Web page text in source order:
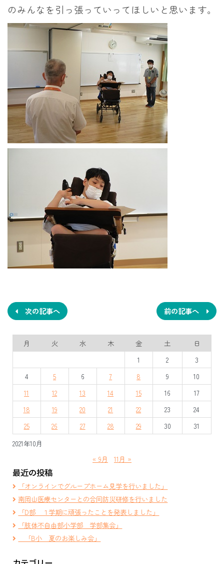
のみんなを引っ張っていってほしいと思います。
稿
ナ
ビ
ゲ
ー
シ
ョ
ン
前の記事へ
次の記事へ
2021年10月
月 火 水 木 金 土
日
1
2
3
4
5 6 7 8 9
10
11
12 13 14 15 16
17
18
19 20 21 22 23
24
25
26 27 28 29 30 31
« 9月 11月 »
最近の投稿
「オンラインでグループホーム見学を行いました」
南岡山医療センターとの合同防災研修を行いました
「D部 １学期に頑張ったことを発表しました」
「肢体不自由部小学部 学部集会」
「B小 夏のお楽しみ会」